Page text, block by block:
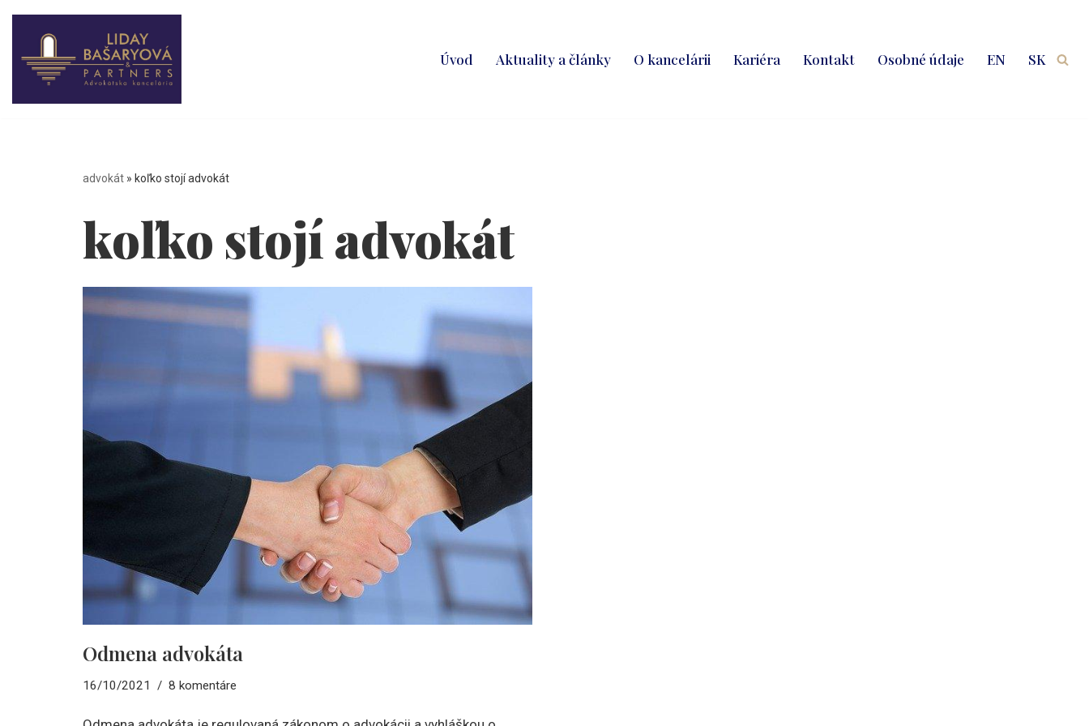
Preskočiť
Úvod Aktuality a články O kancelárii Kariéra Kontakt Osobné údaje EN SK
advokát » koľko stojí advokát
koľko stojí advokát
Odmena advokáta
16/10/2021 8 komentáre